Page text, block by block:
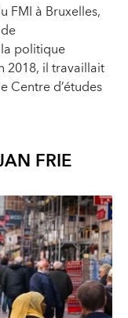
FMI à Bruxelles,
politique
2018, il travaillait
Centre d’études
FRIE